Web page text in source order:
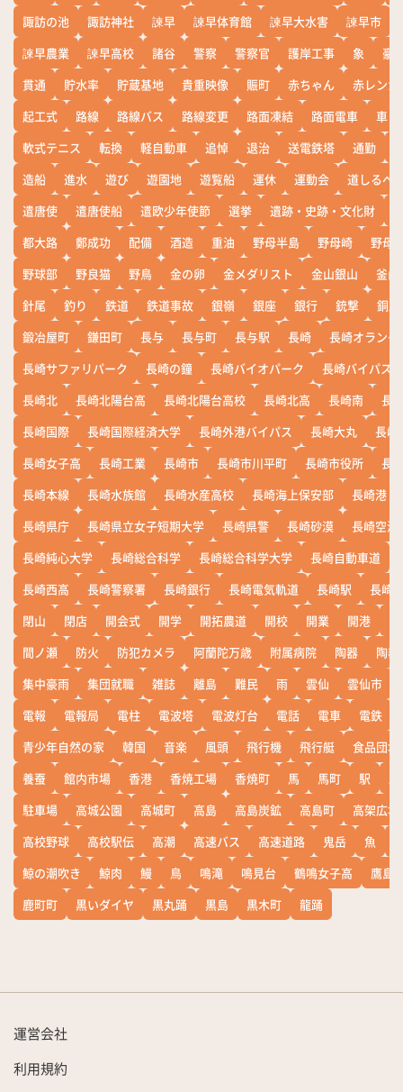
諏訪の池
諏訪神社 諫早 諫早体育館 諫早大水害 諫早市
諫早農業
諫早高校 諸谷 警察 警察官 護岸工事 象
豪
貫通
貯水率 貯蔵基地 貴重映像 賑町 赤ちゃん
赤レンガ
起工式
路線 路線バス 路線変更 路面凍結 路面電車
車
軟式テニス
転換 軽自動車 追悼 退治 送電鉄塔 通勤
造船
進水 遊び 遊園地 遊覧船 運休 運動会
道しるべ
遣唐使
遣唐使船 遣欧少年使節 選挙 遺跡・史跡・文化財
都大路
鄭成功 配備 酒造 重油 野母半島 野母崎
野母
野球部
野良猫 野鳥 金の卵 金メダリスト 金山銀山
釜山
針尾
釣り 鉄道 鉄道事故 銀嶺 銀座 銀行 銃撃
銅座
鍛冶屋町
鎌田町 長与 長与町 長与駅 長崎
長崎オランダ
長崎サファリパーク
長崎の鐘 長崎バイオパーク
長崎バイパス
長崎北
長崎北陽台高 長崎北陽台高校 長崎北高 長崎南
長
長崎国際
長崎国際経済大学 長崎外港バイパス 長崎大丸
長崎
長崎女子高
長崎工業 長崎市 長崎市川平町 長崎市役所
長
長崎本線
長崎水族館 長崎水産高校 長崎海上保安部
長崎港
長崎県庁
長崎県立女子短期大学 長崎県警 長崎砂漠
長崎空港
長崎純心大学
長崎総合科学 長崎総合科学大学 長崎自動車道
長崎西高
長崎警察署 長崎銀行 長崎電気軌道 長崎駅
長崎
閉山
閉店 開会式 開学 開拓農道 開校 開業 開港
間ノ瀬
防火 防犯カメラ 阿蘭陀万歳 附属病院 陶器
陶器
集中豪雨
集団就職 雑誌 離島 難民 雨 雲仙 雲仙市
電報
電報局 電柱 電波塔 電波灯台 電話 電車 電鉄
青少年自然の家
韓国 音楽 風頭 飛行機 飛行艇
食品団地
養蚕
館内市場 香港 香焼工場 香焼町 馬 馬町 駅
駐車場
高城公園 高城町 高島 高島炭鉱 高島町
高架広場
高校野球
高校駅伝 高潮 高速バス 高速道路 鬼岳 魚
鯨の潮吹き
鯨肉 鰻 鳥 鳴滝 鳴見台 鶴鳴女子高
鷹島
鹿町町
黒いダイヤ 黒丸踊 黒島 黒木町 龍踊
運営会社
利用規約